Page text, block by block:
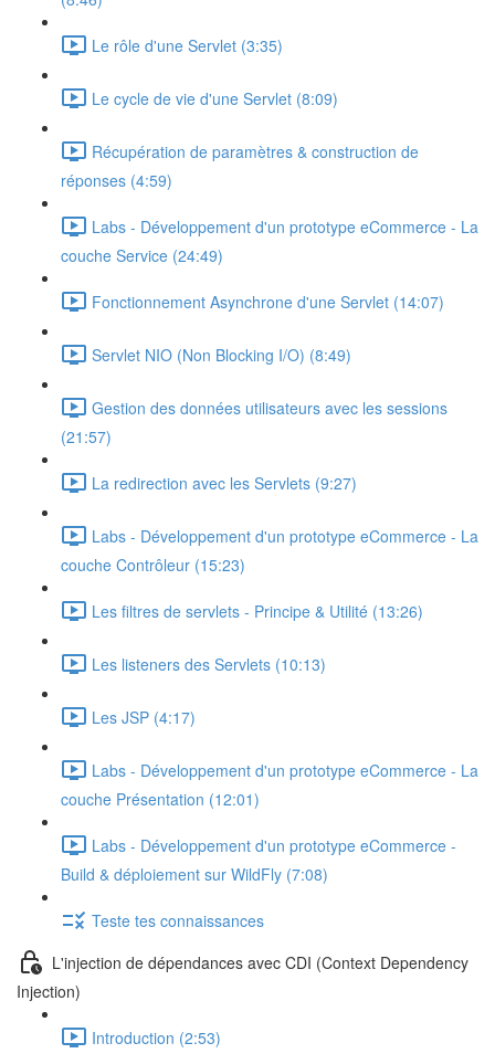
Le rôle d'une Servlet (3:35)
Le cycle de vie d'une Servlet (8:09)
Récupération de paramètres & construction de
réponses (4:59)
Labs - Développement d'un prototype eCommerce - La
couche Service (24:49)
Fonctionnement Asynchrone d'une Servlet (14:07)
Servlet NIO (Non Blocking I/O) (8:49)
Gestion des données utilisateurs avec les sessions
(21:57)
La redirection avec les Servlets (9:27)
Labs - Développement d'un prototype eCommerce - La
couche Contrôleur (15:23)
Les filtres de servlets - Principe & Utilité (13:26)
Les listeners des Servlets (10:13)
Les JSP (4:17)
Labs - Développement d'un prototype eCommerce - La
couche Présentation (12:01)
Labs - Développement d'un prototype eCommerce -
Build & déploiement sur WildFly (7:08)
Teste tes connaissances
L'injection de dépendances avec CDI (Context Dependency
Injection)
Introduction (2:53)